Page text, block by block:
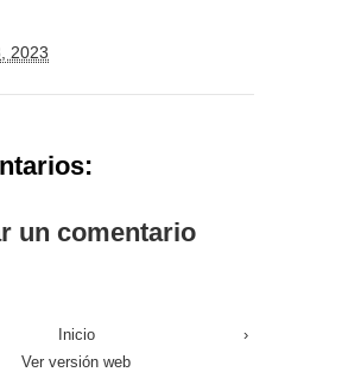
2023
un comentario
›
Inicio
Ver versión web